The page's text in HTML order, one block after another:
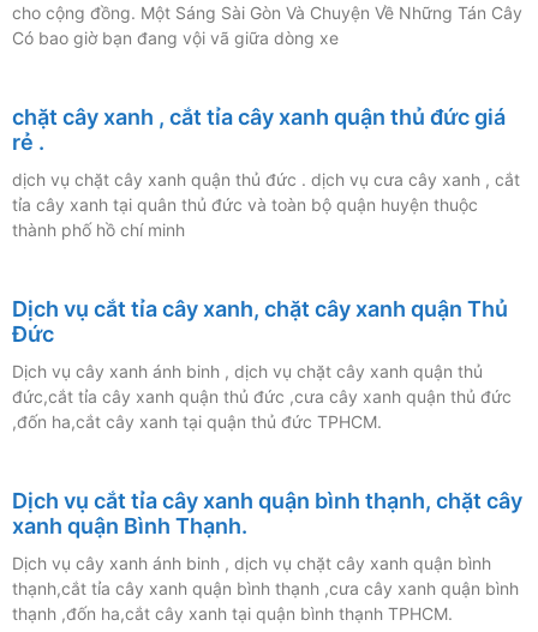
cho cộng đồng. Một Sáng Sài Gòn Và Chuyện Về Những Tán Cây
Có bao giờ bạn đang vội vã giữa dòng xe
chặt cây xanh , cắt tỉa cây xanh quận thủ đức giá
rẻ .
dịch vụ chặt cây xanh quận thủ đức . dịch vụ cưa cây xanh , cắt
tỉa cây xanh tại quân thủ đức và toàn bộ quận huyện thuộc
thành phố hồ chí minh
Dịch vụ cắt tỉa cây xanh, chặt cây xanh quận Thủ
Đức
Dịch vụ cây xanh ánh binh , dịch vụ chặt cây xanh quận thủ
đức,cắt tỉa cây xanh quận thủ đức ,cưa cây xanh quận thủ đức
,đốn ha,cắt cây xanh tại quận thủ đức TPHCM.
Dịch vụ cắt tỉa cây xanh quận bình thạnh, chặt cây
xanh quận Bình Thạnh.
Dịch vụ cây xanh ánh binh , dịch vụ chặt cây xanh quận bình
thạnh,cắt tỉa cây xanh quận bình thạnh ,cưa cây xanh quận bình
thạnh ,đốn ha,cắt cây xanh tại quận bình thạnh TPHCM.